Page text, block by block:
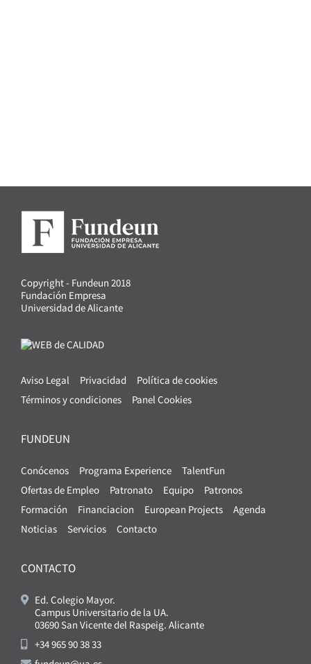
Copyright - Fundeun 2018
Fundación Empresa
Universidad de Alicante
Aviso Legal Privacidad
Política de cookies
Términos y condiciones
Panel Cookies
FUNDEUN
Conócenos Programa Experience
TalentFun
Ofertas de Empleo
Patronato Equipo
Patronos
Formación
Financiacion European Projects
Agenda
Noticias
Servicios Contacto
CONTACTO
Ed. Colegio Mayor.
Campus Universitario de la UA.
03690 San Vicente del Raspeig. Alicante
+34 965 90 38 33